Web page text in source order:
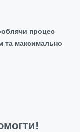
процес
та максимально